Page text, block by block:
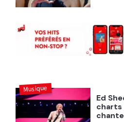
Ed
charts
Musique